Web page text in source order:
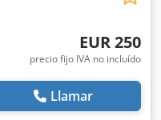
EUR 250
precio fijo IVA no incluído
Llamar